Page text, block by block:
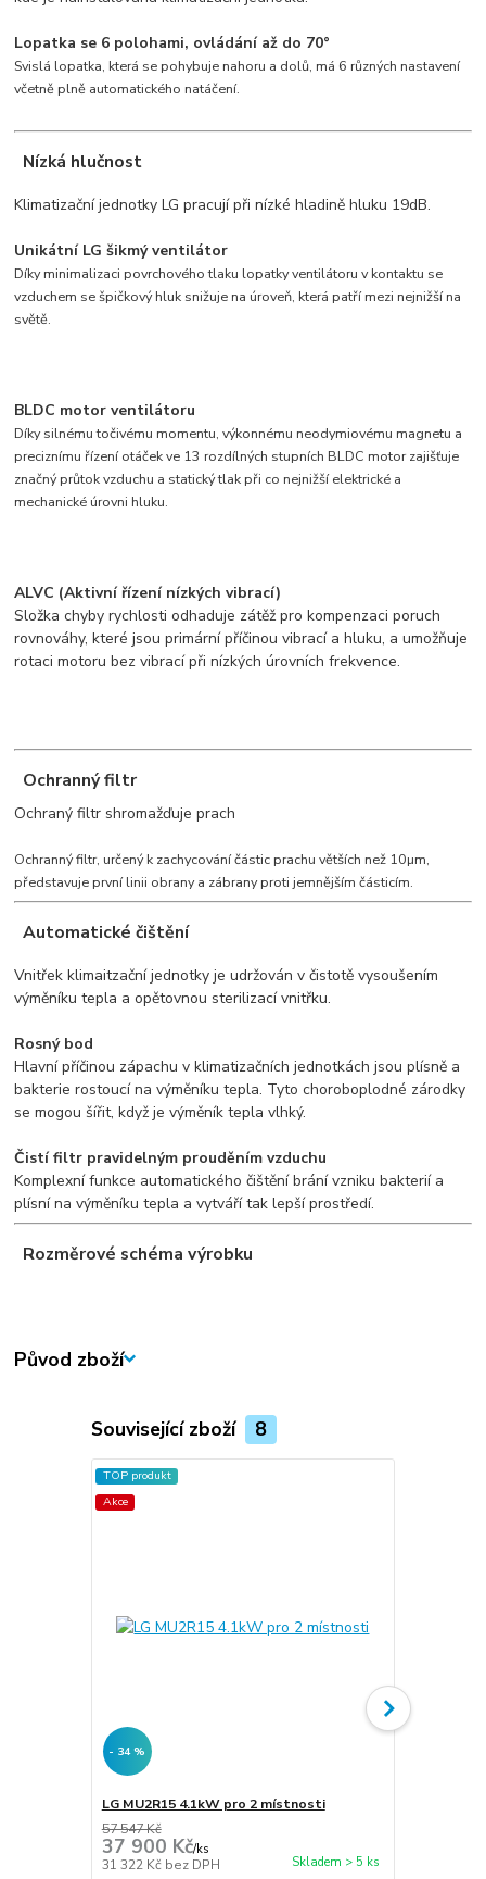
Lopatka se 6 polohami, ovládání až do 70°
Svislá lopatka, která se pohybuje nahoru a dolů, má 6 různých nastavení
včetně plně automatického natáčení.
Nízká hlučnost
Klimatizační jednotky LG pracují při nízké hladině hluku 19dB.
Unikátní LG šikmý ventilátor
Díky minimalizaci povrchového tlaku lopatky ventilátoru v kontaktu se
vzduchem se špičkový hluk snižuje na úroveň, která patří mezi nejnižší na
světě.
BLDC motor ventilátoru
Díky silnému točivému momentu, výkonnému neodymiovému magnetu a
preciznímu řízení otáček ve 13 rozdílných stupních BLDC motor zajišťuje
značný průtok vzduchu a statický tlak při co nejnižší elektrické a
mechanické úrovni hluku.
ALVC (Aktivní řízení nízkých vibrací)
Složka chyby rychlosti odhaduje zátěž pro kompenzaci poruch
rovnováhy, které jsou primární příčinou vibrací a hluku, a umožňuje
rotaci motoru bez vibrací při nízkých úrovních frekvence.
Ochranný filtr
Ochraný filtr shromažďuje prach
Ochranný filtr, určený k zachycování částic prachu větších než 10µm,
představuje první linii obrany a zábrany proti jemnějším částicím.
Automatické čištění
Vnitřek klimaitzační jednotky je udržován v čistotě vysoušením
výměníku tepla a opětovnou sterilizací vnitřku.
Rosný bod
Hlavní příčinou zápachu v klimatizačních jednotkách jsou plísně a
bakterie rostoucí na výměníku tepla. Tyto choroboplodné zárodky
se mogou šířit, když je výměník tepla vlhký.
Čistí filtr pravidelným prouděním vzduchu
Komplexní funkce automatického čištění brání vzniku bakterií a
plísní na výměníku tepla a vytváří tak lepší prostředí.
Rozměrové schéma výrobku
Původ zboží
Související zboží 8
TOP produkt
Akce
- 34 %
LG MU2R15 4.1kW pro 2 místnosti
57 547 Kč
37 900 Kč/ks
31 322 Kč bez DPH Skladem > 5 ks